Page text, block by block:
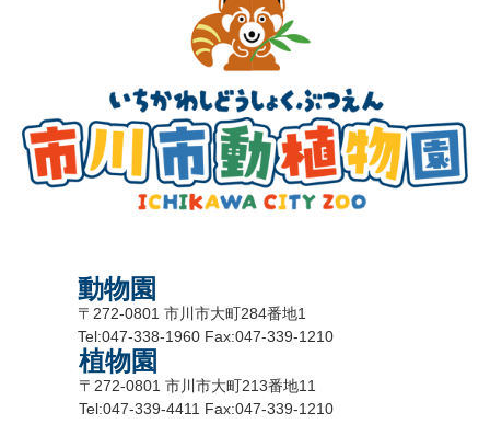
動物園
〒272-0801 市川市大町284番地1
Tel:047-338-1960 Fax:047-339-1210
植物園
〒272-0801 市川市大町213番地11
Tel:047-339-4411 Fax:047-339-1210